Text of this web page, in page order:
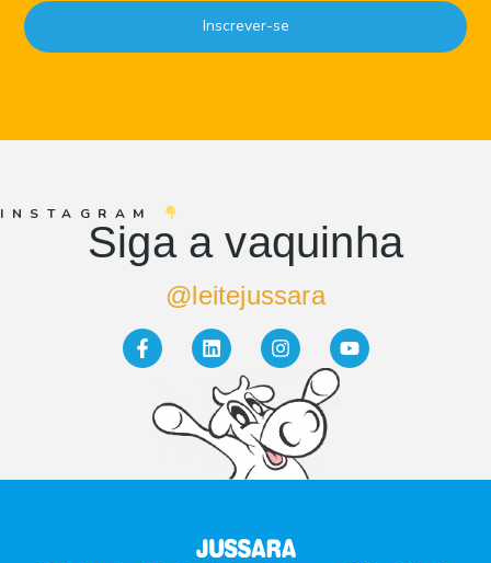
Inscrever-se
INSTAGRAM
Siga a vaquinha
@leitejussara